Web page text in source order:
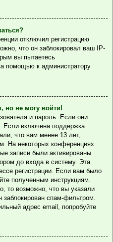
отключил регистрацию
что он заблокировал ваш IP-
вы пытаетесь
помощью к администратору
но не могу войти!
и пароль. Если они
Если включена поддержка
что вам менее 13 лет,
На некоторых конференциях
записи были активированы
до входа в систему. Эта
регистрации. Если вам было
полученным инструкциям.
то возможно, что вы указали
спам-фильтром.
адрес email, попробуйте